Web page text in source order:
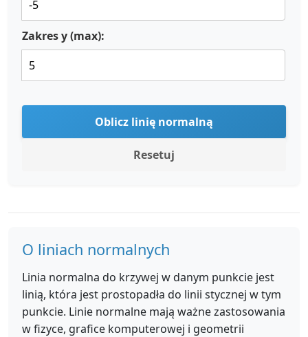
Zakres y (max):
Oblicz linię normalną
Resetuj
O liniach normalnych
Linia normalna do krzywej w danym punkcie jest
linią, która jest prostopadła do linii stycznej w tym
punkcie. Linie normalne mają ważne zastosowania
w fizyce, grafice komputerowej i geometrii